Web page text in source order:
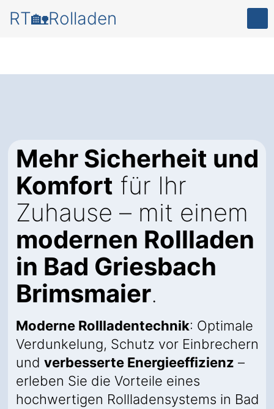
RT🏡Rolladen
Mehr Sicherheit und
Komfort für Ihr
Zuhause – mit einem
modernen Rollladen
in Bad Griesbach
Brimsmaier.
Moderne Rollladentechnik: Optimale
Verdunkelung, Schutz vor Einbrechern
und verbesserte Energieeffizienz –
erleben Sie die Vorteile eines
hochwertigen Rollladensystems in Bad